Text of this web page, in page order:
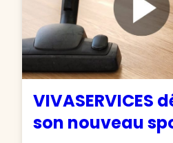
VIVASERVICES
son nouveau